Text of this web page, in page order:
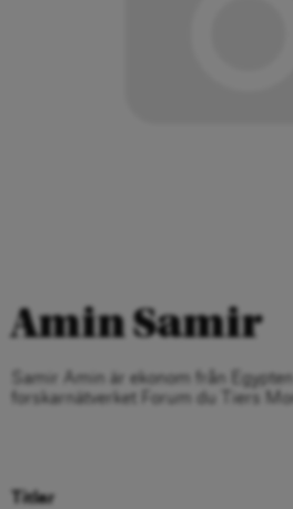
Amin Samir
Samir Amin är ekonom från
forskarnätverket Forum du Tiers
Titlar